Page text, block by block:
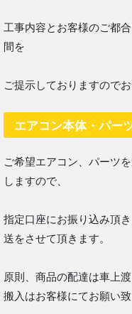
工事内容とお客様のご都
間を
ご提示しておりますので
エアコン本体・パー
ご希望エアコン、パーツ
しますので、
指定口座にお振り込み頂
送をさせて頂きます。
原則、商品の配達は車上
搬入はお客様にてお願い致